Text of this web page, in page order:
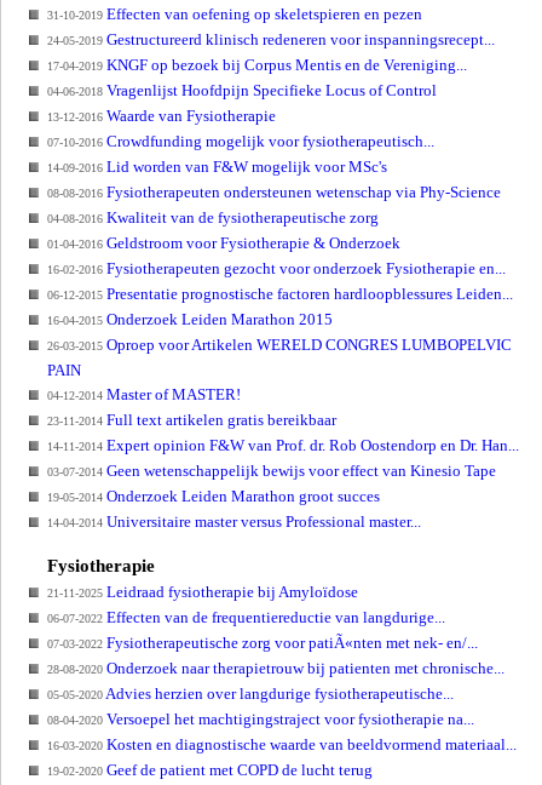
31-10-2019 Effecten van oefening op skeletspieren en pezen
24-05-2019 Gestructureerd klinisch redeneren voor inspanningsrecept...
17-04-2019 KNGF op bezoek bij Corpus Mentis en de Vereniging...
04-06-2018 Vragenlijst Hoofdpijn Specifieke Locus of Control
13-12-2016 Waarde van Fysiotherapie
07-10-2016 Crowdfunding mogelijk voor fysiotherapeutisch...
14-09-2016 Lid worden van F&W mogelijk voor MSc's
08-08-2016 Fysiotherapeuten ondersteunen wetenschap via Phy-Science
04-08-2016 Kwaliteit van de fysiotherapeutische zorg
01-04-2016 Geldstroom voor Fysiotherapie & Onderzoek
16-02-2016 Fysiotherapeuten gezocht voor onderzoek Fysiotherapie en...
06-12-2015 Presentatie prognostische factoren hardloopblessures Leiden...
16-04-2015 Onderzoek Leiden Marathon 2015
26-03-2015 Oproep voor Artikelen WERELD CONGRES LUMBOPELVIC
PAIN
04-12-2014 Master of MASTER!
23-11-2014 Full text artikelen gratis bereikbaar
14-11-2014 Expert opinion F&W van Prof. dr. Rob Oostendorp en Dr. Han...
03-07-2014 Geen wetenschappelijk bewijs voor effect van Kinesio Tape
19-05-2014 Onderzoek Leiden Marathon groot succes
14-04-2014 Universitaire master versus Professional master...
Fysiotherapie
21-11-2025 Leidraad fysiotherapie bij Amyloïdose
06-07-2022 Effecten van de frequentiereductie van langdurige...
07-03-2022 Fysiotherapeutische zorg voor patiÃ«nten met nek- en/...
28-08-2020 Onderzoek naar therapietrouw bij patienten met chronische...
05-05-2020Advies herzien over langdurige fysiotherapeutische...
08-04-2020 Versoepel het machtigingstraject voor fysiotherapie na...
16-03-2020 Kosten en diagnostische waarde van beeldvormend materiaal...
19-02-2020 Geef de patient met COPD de lucht terug